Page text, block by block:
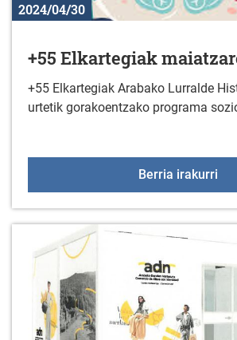
2024/04/30
+55 Elkartegiak
+55 Elkartegiak Arabako Lurralde
urtetik gorakoentzako programa
Berria irakurri